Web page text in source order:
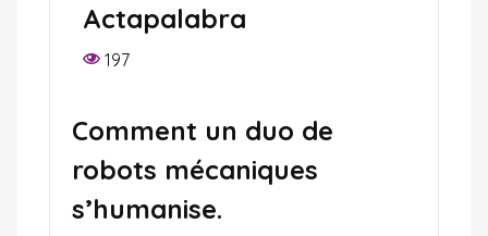
Actapalabra
197
Comment un duo de
robots mécaniques
s’humanise.